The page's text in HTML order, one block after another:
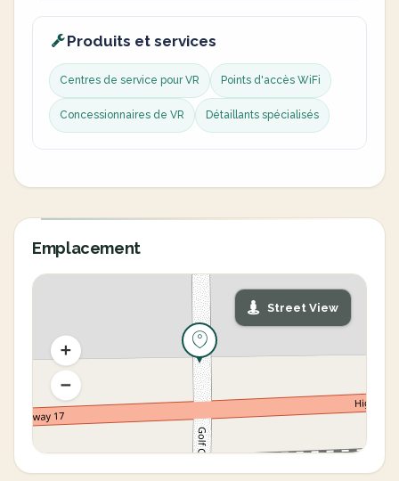
Produits et services
Centres de service pour VR Points d'accès WiFi
Concessionnaires de VR Détaillants spécialisés
Emplacement
Street View